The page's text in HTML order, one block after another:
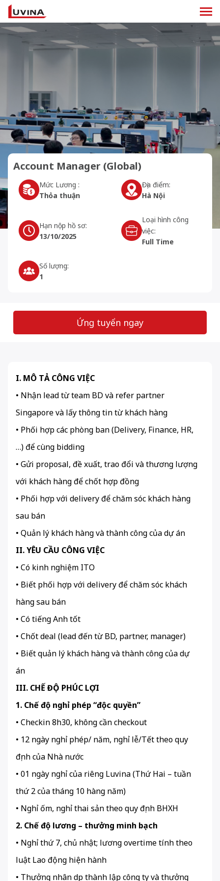
Account Manager (Global)
Mức Lương :
Thỏa thuận
Địa điểm:
Hà Nội
Hạn nộp hồ sơ:
13/10/2025
Loại hình công
việc:
Full Time
Số lượng:
1
Ứng tuyển ngay
I. MÔ TẢ CÔNG VIỆC
• Nhận lead từ team BD và refer partner
Singapore và lấy thông tin từ khách hàng
• Phối hợp các phòng ban (Delivery, Finance, HR,
…) để cùng bidding
• Gửi proposal, đề xuất, trao đổi và thương lượng
với khách hàng để chốt hợp đồng
• Phối hợp với delivery để chăm sóc khách hàng
sau bán
• Quản lý khách hàng và thành công của dự án
II. YÊU CẦU CÔNG VIỆC
• Có kinh nghiệm ITO
• Biết phối hợp với delivery để chăm sóc khách
hàng sau bán
• Có tiếng Anh tốt
• Chốt deal (lead đến từ BD, partner, manager)
• Biết quản lý khách hàng và thành công của dự
án
III. CHẾ ĐỘ PHÚC LỢI
1. Chế độ nghỉ phép “độc quyền”
• Checkin 8h30, không cần checkout
• 12 ngày nghỉ phép/ năm, nghỉ lễ/Tết theo quy
định của Nhà nước
• 01 ngày nghỉ của riêng Luvina (Thứ Hai – tuần
thứ 2 của tháng 10 hàng năm)
• Nghỉ ốm, nghỉ thai sản theo quy định BHXH
2. Chế độ lương – thưởng minh bạch
• Nghỉ thứ 7, chủ nhật; lương overtime tính theo
luật Lao động hiện hành
• Thưởng nhân dịp thành lập công ty và thưởng